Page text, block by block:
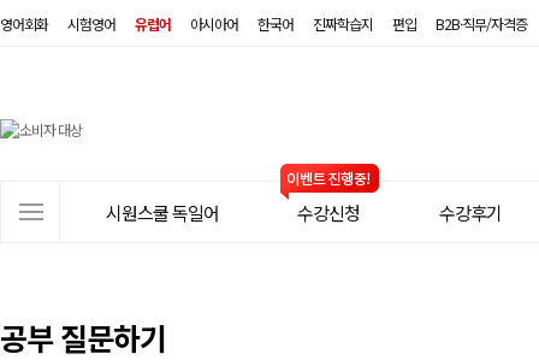
영어회화 시험영어 유럽어 아시아어 한국어 진짜학습지 편입 B2B·직무/자격증
뉴
시원스쿨 독일어 수강신청 수강후기
공부 질문하기